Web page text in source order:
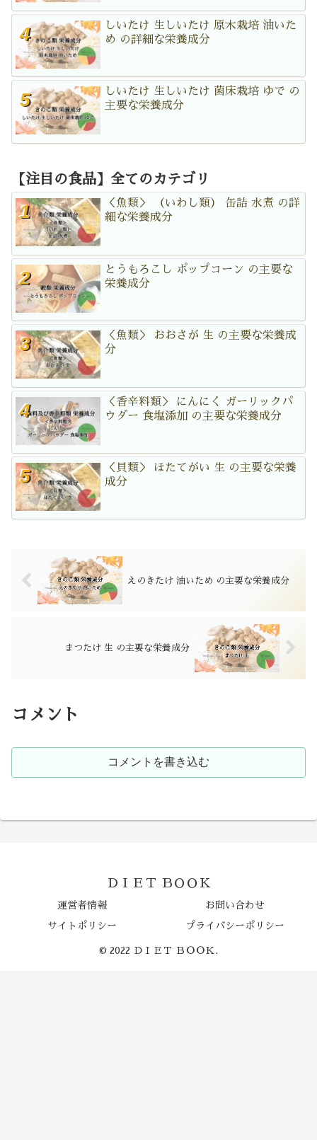
しいたけ 生しいたけ 原木栽培 油いた
め の詳細な栄養成分
しいたけ 生しいたけ 菌床栽培 ゆで の
主要な栄養成分
【注目の食品】全てのカテゴリ
＜魚類＞ （いわし類） 缶詰 水煮 の詳
細な栄養成分
とうもろこし ポップコーン の主要な
栄養成分
＜魚類＞ おおさが 生 の主要な栄養成
分
＜香辛料類＞ にんにく ガーリックパ
ウダー 食塩添加 の主要な栄養成分
＜貝類＞ ほたてがい 生 の主要な栄養
成分
えのきたけ 油いため の主要な栄養成分
まつたけ 生 の主要な栄養成分
コメント
コメントを書き込む
ＤＩＥＴ ＢＯＯＫ
運営者情報 お問い合わせ
サイトポリシー プライバシーポリシー
© 2022 ＤＩＥＴ ＢＯＯＫ.